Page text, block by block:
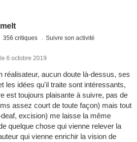
356 critiques Suivre son activité
6 octobre 2019
réalisateur, aucun doute là-dessus, ses
les idées qu'il traite sont intéressants,
est toujours plaisante à suivre, pas de
assez court de toute façon) mais tout
excision) me laisse la même
quelque chose qui vienne relever la
qui vienne enrichir la vision de